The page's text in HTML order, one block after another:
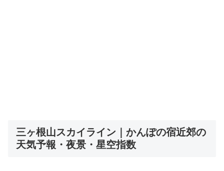
三ヶ根山スカイライン｜かんぽの宿近郊の
天気予報・夜景・星空指数